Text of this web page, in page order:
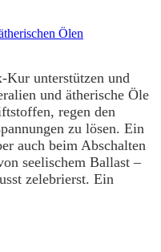
Kur unterstützen und
und ätherische Öle
regen den
zu lösen. Ein
auch beim Abschalten
seelischem Ballast –
zelebrierst. Ein